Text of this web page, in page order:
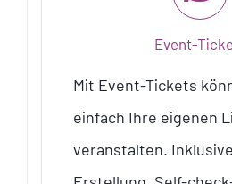
Event-
Mit Event-Tickets
einfach Ihre eigenen
veranstalten.